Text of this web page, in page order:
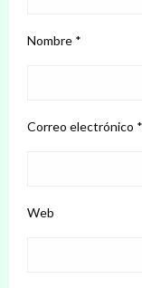
Nombre *
Correo electrónico *
Web